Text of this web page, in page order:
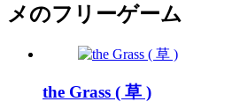
メのフリーゲーム
the Grass ( 草 )